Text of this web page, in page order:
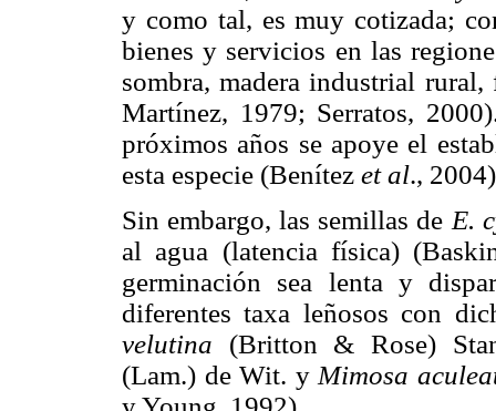
y como tal, es muy cotizada;
bienes y servicios en las
sombra, madera industrial
Martínez, 1979; Serratos,
próximos años se apoye el
esta especie (Benítez et al.,
Sin embargo, las semillas de E.
al agua (latencia física)
germinación sea lenta y
diferentes taxa leñosos con
velutina (Britton & Rose)
(Lam.) de Wit. y Mimosa